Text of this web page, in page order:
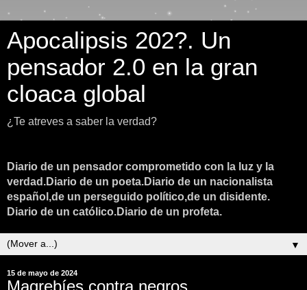
Apocalipsis 202?. Un
pensador 2.0 en la gran
cloaca global
¿Te atreves a saber la verdad?
Diario de un pensador comprometido con la luz y la
verdad.Diario de un poeta.Diario de un nacionalista
español,de un perseguido político,de un disidente.
Diario de un católico.Diario de un profeta.
▼
15 de mayo de 2024
Magrebíes contra negros